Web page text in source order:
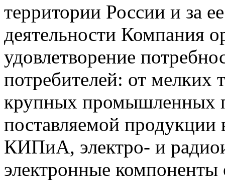
территории России и за
деятельности Компания
удовлетворение
потребителей: от мелких
крупных промышленных
поставляемой продукции
КИПиА, электро- и
электронные компоненты